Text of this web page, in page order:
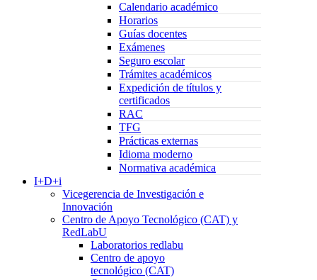
Calendario académico
Horarios
Guías docentes
Exámenes
Seguro escolar
Trámites académicos
Expedición de títulos y
certificados
RAC
TFG
Prácticas externas
Idioma moderno
Normativa académica
I+D+i
Vicegerencia de Investigación e
Innovación
Centro de Apoyo Tecnológico (CAT) y
RedLabU
Laboratorios redlabu
Centro de apoyo
tecnológico (CAT)